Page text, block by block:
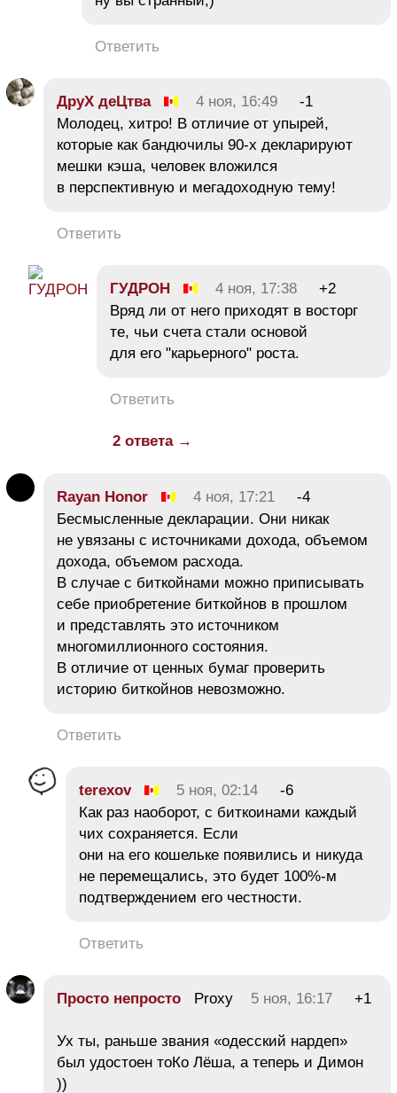
Ответить
ДруХ деЦтва 4 ноя, 16:49
-1
Молодец, хитро! В отличие от упырей,
которые как бандючилы 90-х декларируют
мешки кэша, человек вложился
в перспективную и мегадоходную тему!
Ответить
ГУДРОН 4 ноя, 17:38
+2
Вряд ли от него приходят в восторг
те, чьи счета стали основой
для его "карьерного" роста.
Ответить
2 ответа →
Rayan Honor 4 ноя, 17:21
-4
Бесмысленные декларации. Они никак
не увязаны с источниками дохода, объемом
дохода, объемом расхода.
В случае с биткойнами можно приписывать
себе приобретение биткойнов в прошлом
и представлять это источником
многомиллионного состояния.
В отличие от ценных бумаг проверить
историю биткойнов невозможно.
Ответить
terexov 5 ноя, 02:14
-6
Как раз наоборот, с биткоинами каждый
чих сохраняется. Если
они на его кошельке появились и никуда
не перемещались, это будет 100%-м
подтверждением его честности.
Ответить
Просто непросто Proxy 5 ноя, 16:17 +1
Ух ты, раньше звания «одесский нардеп»
был удостоен тоКо Лёша, а теперь и Димон
))